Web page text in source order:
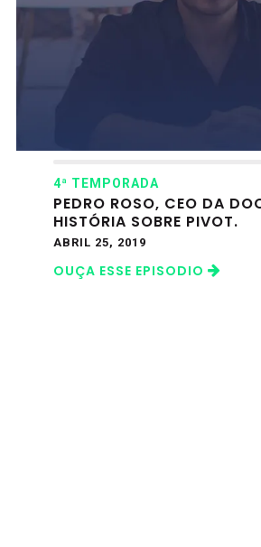
4ª TEMPORADA
PEDRO ROSO, CEO DA
HISTÓRIA SOBRE PIVOT.
ABRIL 25, 2019
OUÇA ESSE EPISODIO